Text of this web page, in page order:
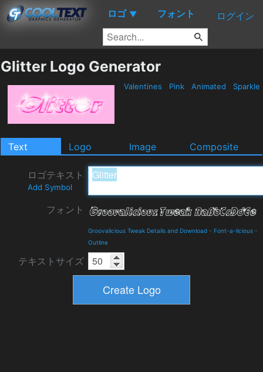
ロゴ ▼ フォント ログイン
Glitter Logo Generator
Valentines Pink Animated Sparkle
Text Logo Image Composite
ロゴテキスト
Add Symbol
フォント
Groovalicious Tweak Details and Download - Font-a-licious -
Outline
テキストサイズ